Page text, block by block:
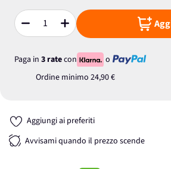
Quantità
Paga in 3 ratecon
o
Ordine minimo 24,90 €
Aggiungi ai preferiti
Avvisami quando il prezzo scende